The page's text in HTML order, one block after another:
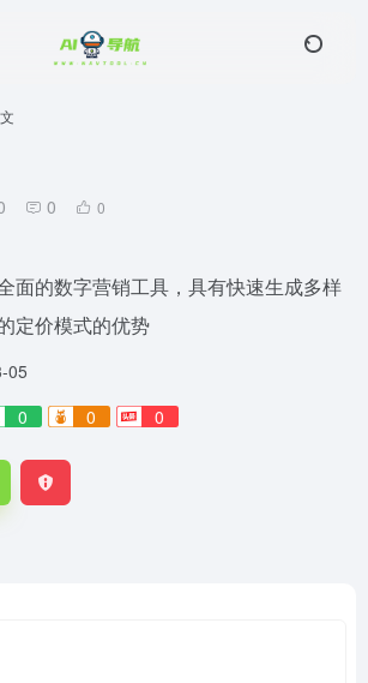
0 0
面的数字营销工具，具有快速生成多样
定价模式的优势
05
0 0 0